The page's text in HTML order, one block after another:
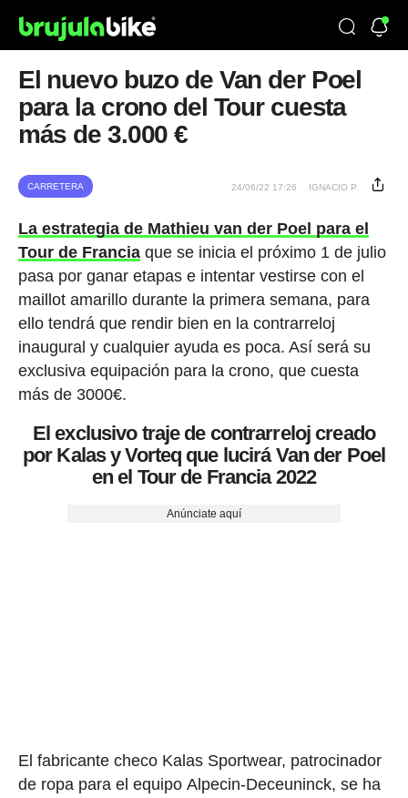
El nuevo buzo de Van der Poel
para la crono del Tour cuesta
más de 3.000 €
CARRETERA 24/06/22 17:26 IGNACIO P.
La estrategia de Mathieu van der Poel para el
Tour de Franciaque se inicia el próximo 1 de julio
pasa por ganar etapas e intentar vestirse con el
maillot amarillo durante la primera semana, para
ello tendrá que rendir bien en la contrarreloj
inaugural y cualquier ayuda es poca. Así será su
exclusiva equipación para la crono, que cuesta
más de 3000€.
El exclusivo traje de contrarreloj creado
por Kalas y Vorteq que lucirá Van der Poel
en el Tour de Francia 2022
Anúnciate aquí
El fabricante checo Kalas Sportwear, patrocinador
de ropa para el equipo Alpecin-Deceuninck, se ha